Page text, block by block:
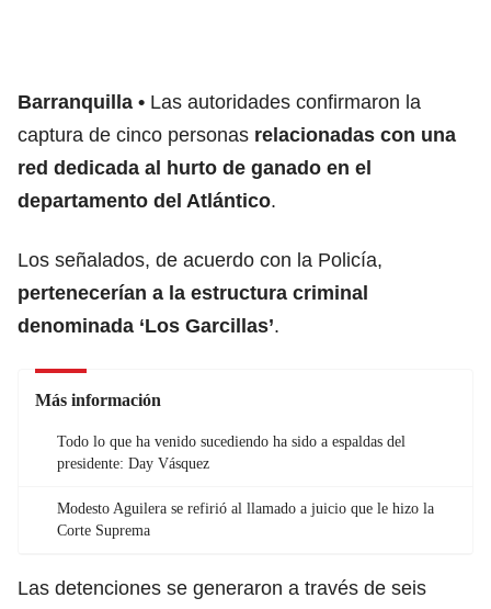
Barranquilla
Las autoridades confirmaron la
captura de cinco personas relacionadas con una
red dedicada al hurto de ganado en el
departamento del Atlántico.
Los señalados, de acuerdo con la Policía,
pertenecerían a la estructura criminal
denominada ‘Los Garcillas’.
Más información
Todo lo que ha venido sucediendo ha sido a espaldas del
presidente: Day Vásquez
Modesto Aguilera se refirió al llamado a juicio que le hizo la
Corte Suprema
Las detenciones se generaron a través de seis